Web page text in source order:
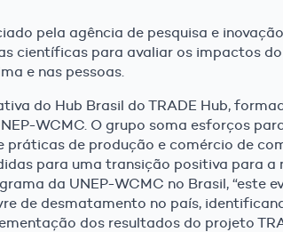
pela agência de pesquisa e
científicas para avaliar os impactos
e nas pessoas.
do Hub Brasil do TRADE Hub,
WCMC. O grupo soma esforços
práticas de produção e comércio de
para uma transição positiva para a
da UNEP-WCMC no Brasil, “este
de desmatamento no país,
dos resultados do projeto